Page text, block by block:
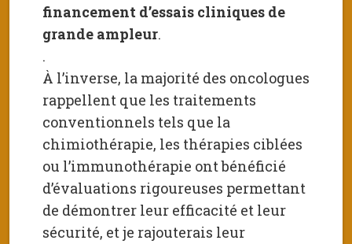
financement d’essais cliniques de
grande ampleur.
.
À l’inverse, la majorité des oncologues
rappellent que les traitements
conventionnels tels que la
chimiothérapie, les thérapies ciblées
ou l’immunothérapie ont bénéficié
d’évaluations rigoureuses permettant
de démontrer leur efficacité et leur
sécurité, et je rajouterais leur